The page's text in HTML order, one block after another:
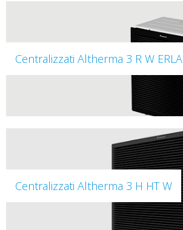
Centralizzati Altherma 3 R W ERLA
Centralizzati Altherma 3 H HT W